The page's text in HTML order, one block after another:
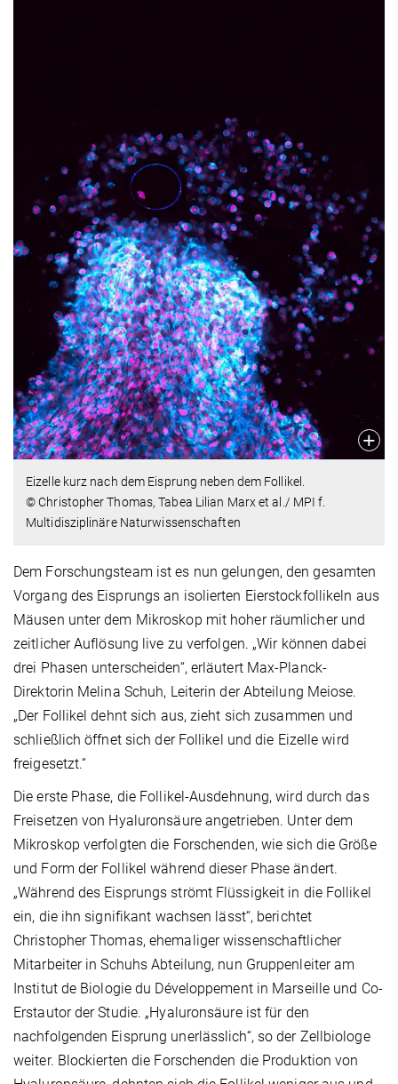
Eizelle kurz nach dem Eisprung neben dem Follikel.
© Christopher Thomas, Tabea Lilian Marx et al./ MPI f.
Multidisziplinäre Naturwissenschaften
Dem Forschungsteam ist es nun gelungen, den gesamten
Vorgang des Eisprungs an isolierten Eierstockfollikeln aus
Mäusen unter dem Mikroskop mit hoher räumlicher und
zeitlicher Auflösung live zu verfolgen. „Wir können dabei
drei Phasen unterscheiden“, erläutert Max-Planck-
Direktorin Melina Schuh, Leiterin der Abteilung Meiose.
„Der Follikel dehnt sich aus, zieht sich zusammen und
schließlich öffnet sich der Follikel und die Eizelle wird
freigesetzt.“
Die erste Phase, die Follikel-Ausdehnung, wird durch das
Freisetzen von Hyaluronsäure angetrieben. Unter dem
Mikroskop verfolgten die Forschenden, wie sich die Größe
und Form der Follikel während dieser Phase ändert.
„Während des Eisprungs strömt Flüssigkeit in die Follikel
ein, die ihn signifikant wachsen lässt“, berichtet
Christopher Thomas, ehemaliger wissenschaftlicher
Mitarbeiter in Schuhs Abteilung, nun Gruppenleiter am
Institut de Biologie du Développement in Marseille und Co-
Erstautor der Studie. „Hyaluronsäure ist für den
nachfolgenden Eisprung unerlässlich“, so der Zellbiologe
weiter. Blockierten die Forschenden die Produktion von